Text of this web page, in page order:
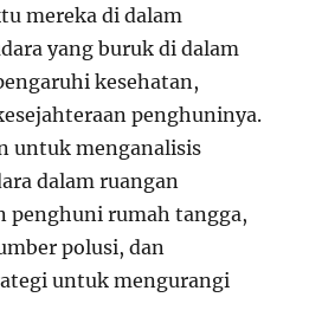
mereka di dalam
yang buruk di dalam
kesehatan,
penghuninya.
untuk menganalisis
dalam ruangan
penghuni rumah tangga,
polusi, dan
untuk mengurangi